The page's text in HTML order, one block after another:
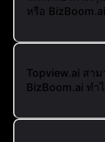
หรือ
Topview.ai สาม
BizBoom.ai ทำ